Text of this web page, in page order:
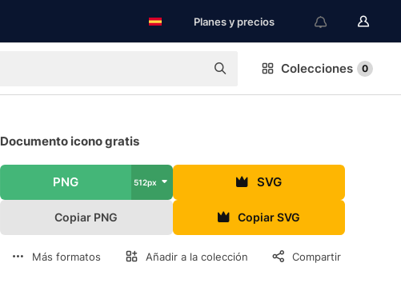
Planes y precios
Colecciones 0
Documento icono gratis
PNG 512px SVG
Copiar PNG Copiar SVG
Más formatos Añadir a la colección Compartir